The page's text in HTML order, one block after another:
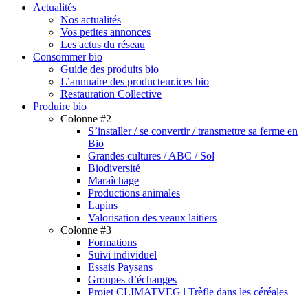
search
Menu
Actualités
Nos actualités
Vos petites annonces
Les actus du réseau
Consommer bio
Guide des produits bio
L’annuaire des producteur.ices bio
Restauration Collective
Produire bio
Colonne #2
S’installer / se convertir / transmettre sa ferme en
Bio
Grandes cultures / ABC / Sol
Biodiversité
Maraîchage
Productions animales
Lapins
Valorisation des veaux laitiers
Colonne #3
Formations
Suivi individuel
Essais Paysans
Groupes d’échanges
Projet CLIMATVEG | Trèfle dans les céréales